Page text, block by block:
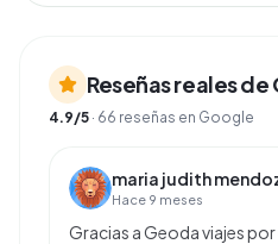
Reseñas reales
4.9/5 · 66 reseñas en Google
maria judith
Hace 9 meses
Gracias a Geoda viajes